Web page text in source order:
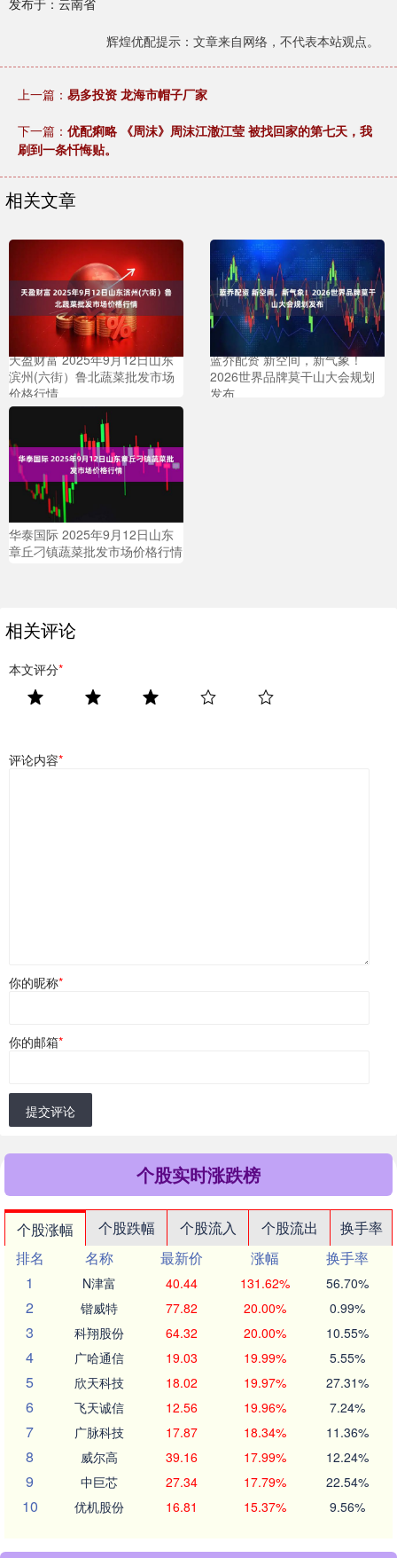
发布于：云南省
辉煌优配提示：文章来自网络，不代表本站观点。
上一篇： 易多投资 龙海市帽子厂家
下一篇： 优配痢略 《周沫》周沫江澈江莹 被找回家的第七天，我
刷到一条忏悔贴。
相关文章
天盈财富 2025年9月12日山东
滨州(六街）鲁北蔬菜批发市场
价格行情
蓝乔配资 新空间，新气象！
2026世界品牌莫干山大会规划
发布
华泰国际 2025年9月12日山东
章丘刁镇蔬菜批发市场价格行情
相关评论
本文评分*
评论内容*
你的昵称*
你的邮箱*
提交评论
个股实时涨跌榜
个股涨幅 个股跌幅 个股流入 个股流出
换手率
排名
名称 最新价 涨幅
换手率
1
N津富 40.44 131.62% 56.70%
2 锴威特 77.82 20.00% 0.99%
3 科翔股份 64.32 20.00% 10.55%
4 广哈通信 19.03 19.99% 5.55%
5 欣天科技 18.02 19.97% 27.31%
6 飞天诚信 12.56 19.96% 7.24%
7 广脉科技 17.87 18.34% 11.36%
8 威尔高 39.16 17.99% 12.24%
9 中巨芯 27.34 17.79% 22.54%
10 优机股份 16.81 15.37% 9.56%